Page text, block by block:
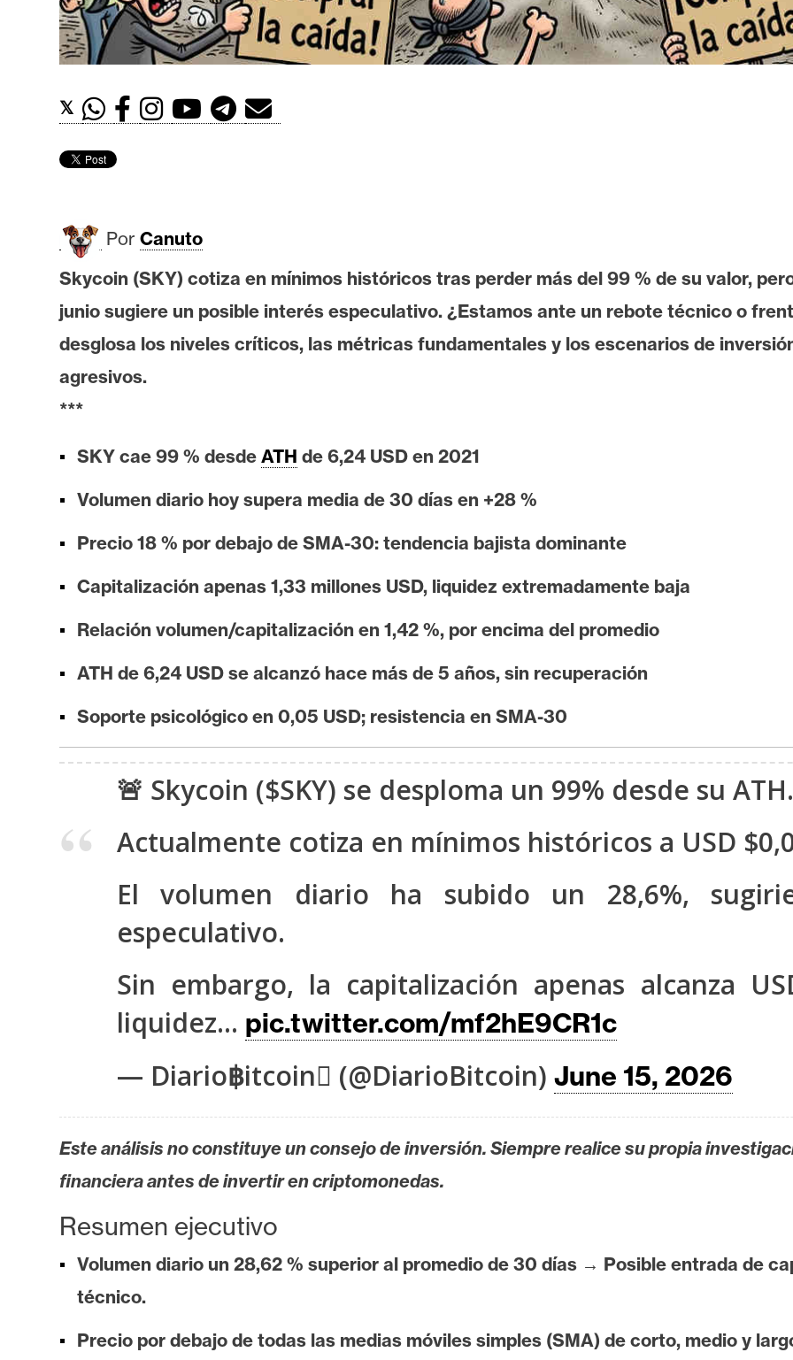
t
h
e
e
m
I
A
A
n
l
i
i
N
t
s
P
e
a
u
r
s
o
s
𝕏
Por Canuto
Skycoin (SKY) cotiza en mínimos históricos tras perder más del 99 % de su valor,
junio sugiere un posible interés especulativo. ¿Estamos ante un rebote técnico o
desglosa los niveles críticos, las métricas fundamentales y los escenarios de
agresivos.
***
SKY cae 99 % desde ATH de 6,24 USD en 2021
Volumen diario hoy supera media de 30 días en +28 %
Precio 18 % por debajo de SMA-30: tendencia bajista dominante
Capitalización apenas 1,33 millones USD, liquidez extremadamente baja
Relación volumen/capitalización en 1,42 %, por encima del promedio
ATH de 6,24 USD se alcanzó hace más de 5 años, sin recuperación
Soporte psicológico en 0,05 USD; resistencia en SMA-30
🚨 Skycoin ($SKY) se desploma un 99% desde su ATH.
Actualmente cotiza en mínimos históricos a USD
El volumen diario ha subido un 28,6%,
especulativo.
Sin embargo, la capitalización apenas alcanza
liquidez… pic.twitter.com/mf2hE9CR1c
— Diario฿itcoin (@DiarioBitcoin) June 15, 2026
Este análisis no constituye un consejo de inversión. Siempre realice su propia
financiera antes de invertir en criptomonedas.
Resumen ejecutivo
Volumen diario un 28,62 % superior al promedio de 30 días → Posible entrada de
técnico.
Precio por debajo de todas las medias móviles simples (SMA) de corto, medio y